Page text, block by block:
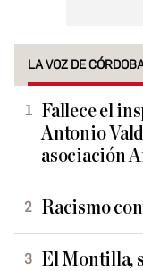
LA VOZ DE
Fallece el
Antonio
asociación
Racismo
El Montilla,